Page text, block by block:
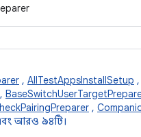
, AllTestAppsInstallSetup ,
,
,
আরও ৯৪টি।